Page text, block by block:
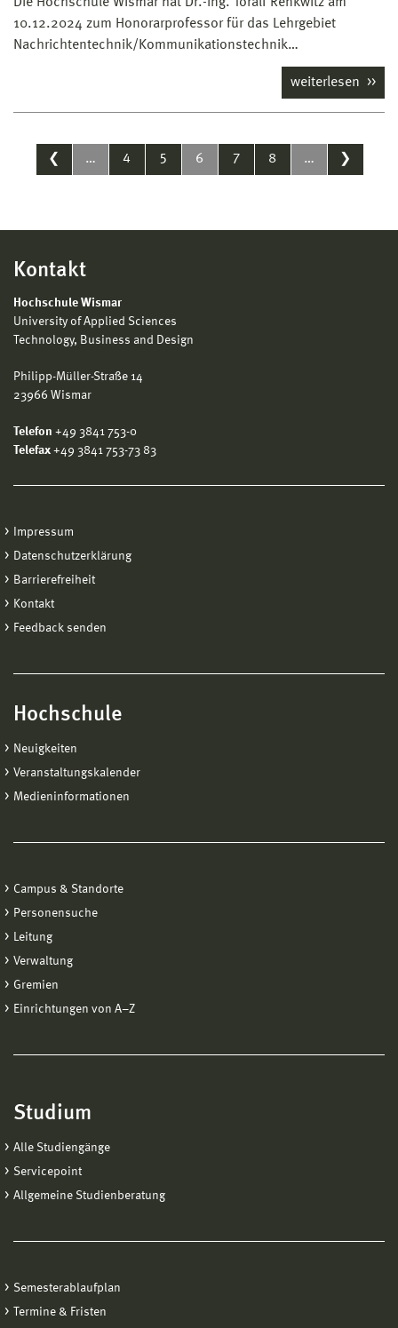
10.12.2024 zum Honorarprofessor für das Lehrgebiet
Nachrichtentechnik/Kommunikationstechnik…
weiterlesen
❮ … 4 5 6 7 8 … ❯
Kontakt
Hochschule Wismar
University of Applied Sciences
Technology, Business and Design
Philipp-Müller-Straße 14
23966 Wismar
Telefon +49 3841 753-0
Telefax +49 3841 753-73 83
Impressum
Datenschutzerklärung
Barrierefreiheit
Kontakt
Feedback senden
Hochschule
Neuigkeiten
Veranstaltungskalender
Medieninformationen
Campus & Standorte
Personensuche
Leitung
Verwaltung
Gremien
Einrichtungen von A−Z
Studium
Alle Studiengänge
Servicepoint
Allgemeine Studienberatung
Semesterablaufplan
Termine & Fristen